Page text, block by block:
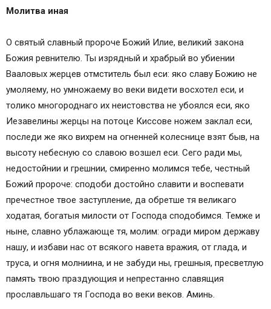
Молитва иная
О святый славный пророче Божий Илие, великий закона
Божия ревнителю. Ты изрядный и храбрый во убиении
Вааловых жерцев отмститель был еси: яко славу Божию не
умоляему, но умножаему во веки видети восхотел еси, и
толико многороднаго их неистовства не убоялся еси, яко
Иезавелины жерцы на потоце Киссове ножем заклал еси,
последи же яко вихрем на огненней колеснице взят быв, на
высоту небесную со славою возшел еси. Сего ради мы,
недостойнии и грешнии, смиренно молимся тебе, честный
Божий пророче: сподоби достойно славити и воспевати
пречестное твое заступление, да обретше тя великаго
ходатая, богатыя милости от Господа сподобимся. Темже и
ныне, славно ублажающе тя, молим: огради миром державу
нашу, и избави нас от всякого навета вражия, от глада, и
труса, и огня молниина, и не забуди ны, грешныя, пресветлую
память твою праздующия и непрестанно славящия
прославльшаго тя Господа во веки веков. Аминь.